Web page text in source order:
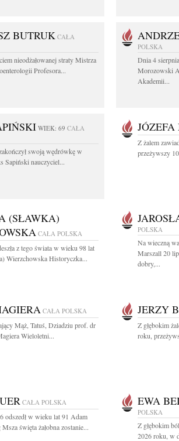
BUTRUK CAŁA
nieodżałowanej straty Mistrza
Profesora...
POLSKA
Dnia 4
Morozowski
Akademii...
WIEK: 69 CAŁA
swoją wędrówkę w
Sapiński nauczyciel...
Z żalem
przeżywszy
(SŁAWKA)
CAŁA POLSKA
z tego świata w wieku 98 lat
Wierzchowska Historyczka...
POLSKA
Na wieczną
Marszall 20
dobry,...
CAŁA POLSKA
Mąż, Tatuś, Dziadziu prof. dr
Wieloletni...
JERZY
Z głębokim
roku,
CAŁA POLSKA
odszedł w wieku lat 91 Adam
święta żałobna zostanie...
EWA
POLSKA
Z głębokim
2026 roku, w